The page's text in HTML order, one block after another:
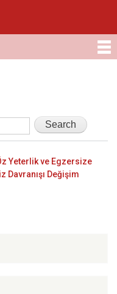
Yeterlik ve Egzersize
Davranışı Değişim